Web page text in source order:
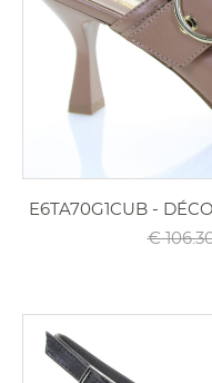
E6TA70G1CUB -
€